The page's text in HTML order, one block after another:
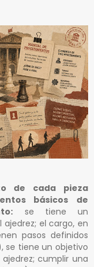
de cada pieza
básicos de
se tiene un
ajedrez; el cargo, en
pasos definidos
se tiene un objetivo
cumplir una